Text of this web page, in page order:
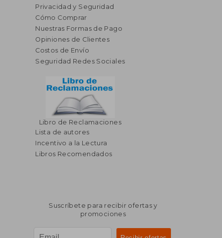
Privacidad y Seguridad
Cómo Comprar
Nuestras Formas de Pago
Opiniones de Clientes
Costos de Envío
Seguridad Redes Sociales
Libro de Reclamaciones
Lista de autores
Incentivo a la Lectura
Libros Recomendados
Suscríbete para recibir ofertas y
promociones